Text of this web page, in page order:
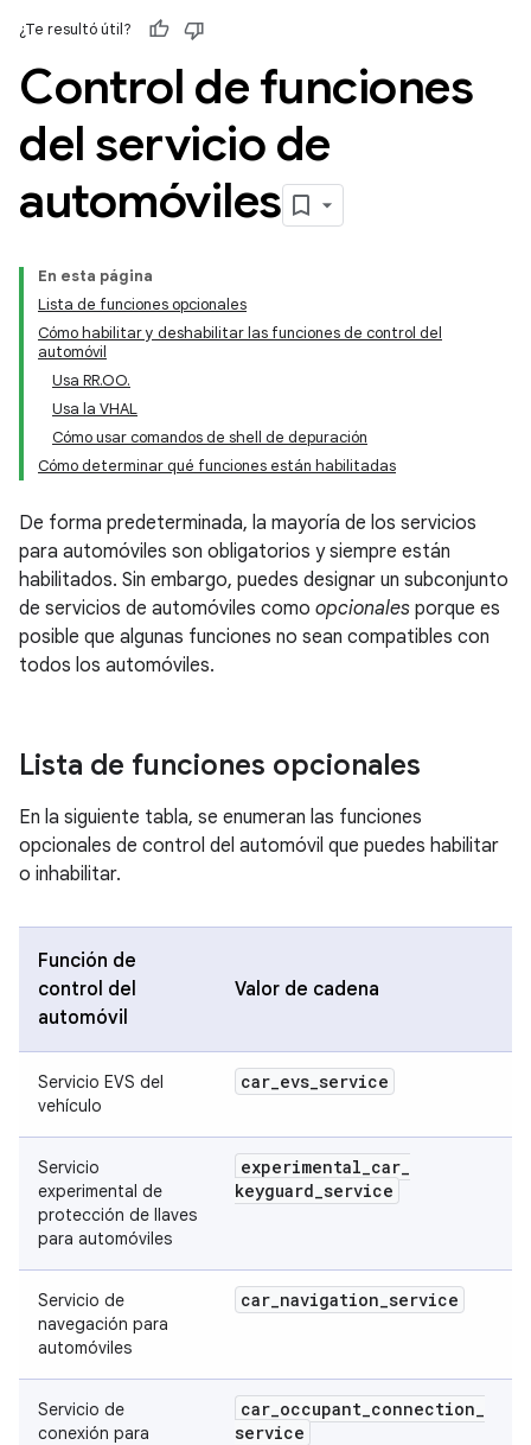
¿Te resultó útil?
Control de funciones
del servicio de
automóviles
En esta página
Lista de funciones opcionales
Cómo habilitar y deshabilitar las funciones de control del
automóvil
Usa RR.OO.
Usa la VHAL
Cómo usar comandos de shell de depuración
Cómo determinar qué funciones están habilitadas
De forma predeterminada, la mayoría de los servicios
para automóviles son obligatorios y siempre están
habilitados. Sin embargo, puedes designar un subconjunto
de servicios de automóviles como opcionales porque es
posible que algunas funciones no sean compatibles con
todos los automóviles.
Lista de funciones opcionales
En la siguiente tabla, se enumeran las funciones
opcionales de control del automóvil que puedes habilitar
o inhabilitar.
Función de
control del
automóvil
Valor de cadena
Servicio EVS del
vehículo
car_evs_service
Servicio
experimental de
protección de llaves
para automóviles
experimental_car_
keyguard_service
Servicio de
navegación para
automóviles
car_navigation_service
Servicio de
conexión para
car_occupant_connection_
service